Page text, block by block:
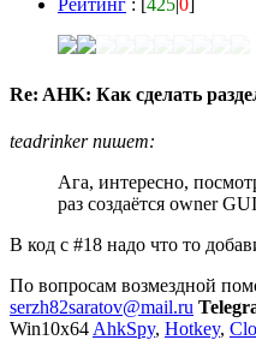
Re: AHK: Как сделать
teadrinker пишет:
Ага, интересно,
раз создаётся owner
В код с #18 надо что то
По вопросам возмездной
serzh82saratov@mail.ru
Win10x64 AhkSpy, Hotkey,